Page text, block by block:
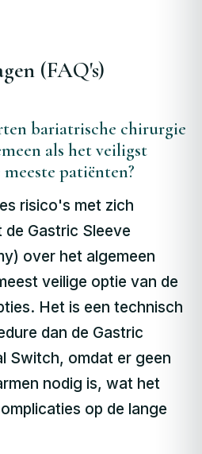
(FAQ's)
bariatrische chirurgie
als het veiligst
patiënten?
risico's met zich
Gastric Sleeve
over het algemeen
veilige optie van de
Het is een technisch
dan de Gastric
Switch, omdat er geen
nodig is, wat het
op de lange